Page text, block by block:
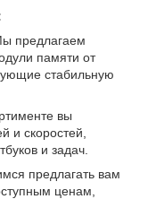
предлагаем
памяти от
стабильную
вы
и скоростей,
и задач.
предлагать вам
ценам,